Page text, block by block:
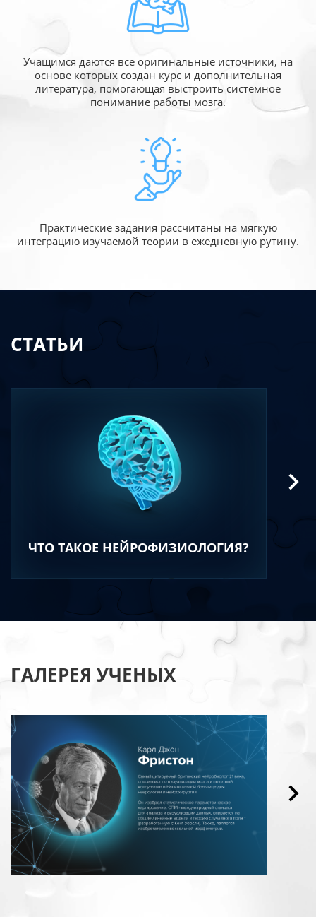
Учащимся даются все оригинальные источники, на
основе которых создан курс и дополнительная
литература, помогающая выстроить системное
понимание работы мозга.
Практические задания рассчитаны на мягкую
интеграцию изучаемой теории в ежедневную рутину.
СТАТЬИ
ЧТО ТАКОЕ НЕЙРОФИЗИОЛОГИЯ?
ГАЛЕРЕЯ УЧЕНЫХ